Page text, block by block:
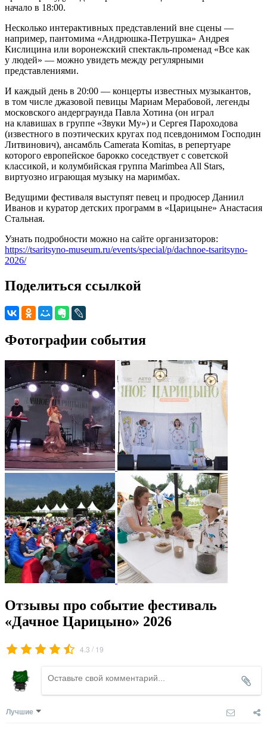
начало в 18:00.
Несколько интерактивных представлений вне сцены —
например, пантомима «Андрюшка-Петрушка» Андрея
Кислицина или воронежский спектакль-променад «Все как
у людей» — можно увидеть между регулярными
представлениями.
И каждый день в 20:00 — концерты известных музыкантов,
в том числе джазовой певицы Мариам Мерабовой, легенды
московского андерграунда Павла Хотина (он играл
на клавишах в группе «Звуки Му») и Сергея Пароходова
(известного в поэтических кругах под псевдонимом Господин
Литвинович), ансамбль Camerata Komitas, в репертуаре
которого европейское барокко соседствует с советской
классикой, и колумбийская группа Marimbea All Stars,
виртуозно играющая музыку на маримбах.
Ведущими фестиваля выступят певец и продюсер Даниил
Иванов и куратор детских программ в «Царицыне» Анастасия
Стальная.
Узнать подробности можно на сайте организаторов:
https://tsaritsyno-museum.ru/events/special/p/dachnoe-tsaritsyno-
2026/
Поделиться ссылкой
Фотографии события
Отзывы про событие фестиваль
«Дачное Царицыно» 2026
4.3 / 19
Лучшие